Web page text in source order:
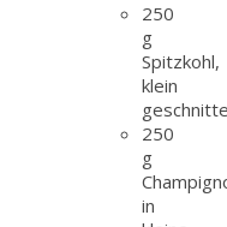
250
g
Spitzkohl,
klein
250
g
in